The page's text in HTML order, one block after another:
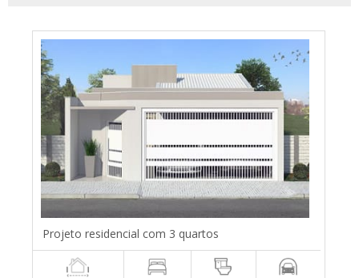
Projeto residencial com 3 quartos